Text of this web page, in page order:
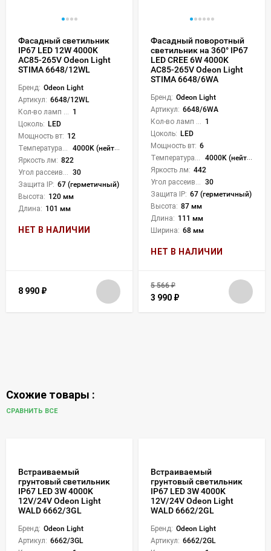
Фасадный светильник
IP67 LED 12W 4000K
AC85-265V Odeon Light
STIMA 6648/12WL
Бренд: Odeon Light
Артикул: 6648/12WL
1
Цоколь: LED
Мощность вт: 12
4000K (нейтральный)
Яркость лм: 822
30
Защита IP: 67 (герметичный)
Высота: 120 мм
Длина: 101 мм
НЕТ В НАЛИЧИИ
8 990 ₽
Фасадный поворотный
светильник на 360° IP67
LED CREE 6W 4000K
AC85-265V Odeon Light
STIMA 6648/6WA
Бренд: Odeon Light
Артикул: 6648/6WA
1
Цоколь: LED
Мощность вт: 6
4000K (нейтральный)
Яркость лм: 442
30
Защита IP: 67 (герметичный)
Высота: 87 мм
Длина: 111 мм
Ширина: 68 мм
НЕТ В НАЛИЧИИ
5 566₽
3 990 ₽
Схожие товары :
СРАВНИТЬ ВСЕ
Встраиваемый
грунтовый светильник
IP67 LED 3W 4000K
12V/24V Odeon Light
WALD 6662/3GL
Бренд: Odeon Light
Артикул: 6662/3GL
Встраиваемый
грунтовый светильник
IP67 LED 3W 4000K
12V/24V Odeon Light
WALD 6662/2GL
Бренд: Odeon Light
Артикул: 6662/2GL